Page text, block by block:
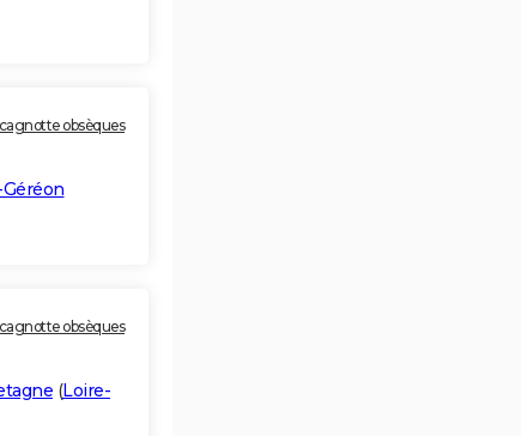
obsèques
obsèques
(Loire-